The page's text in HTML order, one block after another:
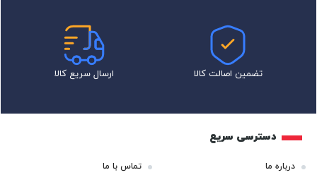
تضمین اصالت کالا ارسال سریع کالا
دسترسی سریع
درباره ما تماس با ما